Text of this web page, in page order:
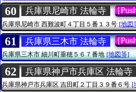
60 兵庫県尼崎市 法輪寺
兵庫県尼崎市 西難波町４丁目５番１３号 [地図
61 兵庫県三木市 法輪寺
兵庫県三木市細川町垂穂５６７番地 [地図等]
62 兵庫県神戸市兵庫区 法輪寺
兵庫県神戸市兵庫区吉田町２丁目３９番６号 [